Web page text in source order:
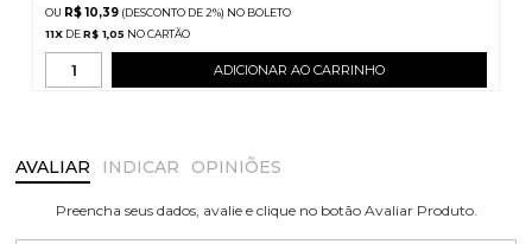
R$ 10,39 (DESCONTO DE2%) NO BOLETO
11X DER$ 1,05
ADICIONAR AO CARRINHO
AVALIAR INDICAR OPINIÕES
Preencha seus dados, avalie e clique no botão Avaliar Produto.